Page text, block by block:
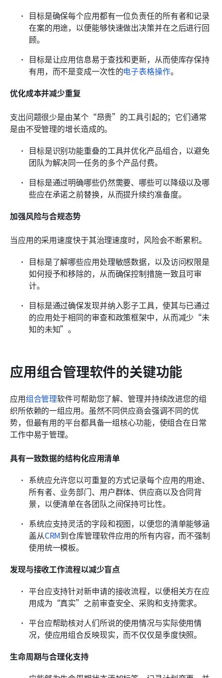
目标是确保每个应用都有一位负责任的所有者和记录
在案的用途，以便能够快速做出决策并在之后进行回
顾。
目标是让应用信息易于查找和更新，从而使库存保持
有用，而不是变成一次性的电子表格操作。
优化成本并减少重复
支出问题很少是由某个“昂贵”的工具引起的；它们通常
是由不受管理的增长造成的。
目标是识别功能重叠的工具并优化产品组合，以避免
团队为解决同一任务的多个产品付费。
目标是通过明确哪些仍然需要、哪些可以降级以及哪
些应在承诺之前替换，从而提升续约准备度。
加强风险与合规态势
当应用的采用速度快于其治理速度时，风险会不断累积。
目标是了解哪些应用处理敏感数据，以及访问权限是
如何授予和移除的，从而确保控制措施一致且可审
计。
目标是通过确保发现并纳入影子工具，使其与已通过
的应用处于相同的审查和政策框架中，从而减少“未
知的未知”。
应用组合管理软件的关键功能
应用组合管理软件可帮助您了解、管理并持续改进您的组
织所依赖的一组应用。虽然不同供应商会强调不同的优
势，但最有用的平台都具备一组核心功能，使组合在日常
工作中易于管理。
具有一致数据的结构化应用清单
系统应允许您以可重复的方式记录每个应用的用途、
所有者、业务部门、用户群体、供应商以及合同背
景，以便清单在各团队之间保持可比性。
系统应支持灵活的字段和视图，以便您的清单能够涵
盖从CRM到仓库管理软件应用的所有内容，而不强制
使用统一模板。
发现与接收工作流程以减少盲点
平台应支持针对新申请的接收流程，以便相关方在应
用成为“真实”之前审查安全、采购和支持需求。
平台应帮助核对人们所说的使用情况与实际使用情
况，使应用组合反映现实，而不仅仅是季度快照。
生命周期与合理化支持